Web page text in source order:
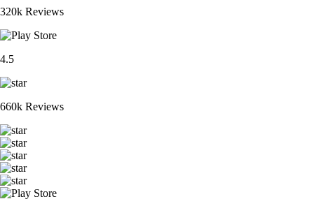
320k Reviews
4.5
660k Reviews